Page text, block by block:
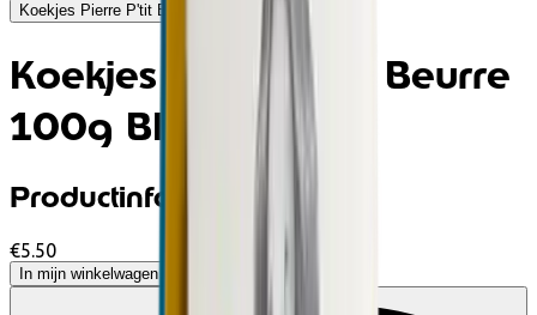
Koekjes Pierre P'tit Beurre 100g BIO - Generous
Koekjes Pierre P'tit Beurre
100g BIO
Productinformatie
€5.50
In mijn winkelwagen